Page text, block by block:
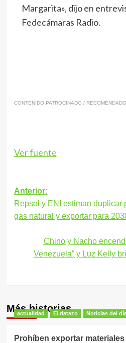
Margarita», dijo en
Fedecámaras Radio.
CONTENIDO PATROCINADO /
Ver fuente
Navegación
de
entradas
Anterior:
Repsol y ENI estiman duplicar
gas natural y exportar para
Chino y Nacho
Venezuela” y Luz Kelly
Más historias
actualidad El datazo Noticias del
Prohíben exportar